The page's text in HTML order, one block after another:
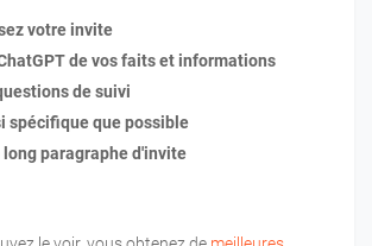
votre invite
de vos faits et informations
de suivi
spécifique que possible
long paragraphe d'invite